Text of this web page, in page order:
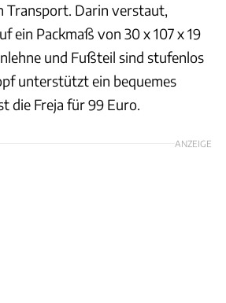
Transport. Darin verstaut,
ein Packmaß von 30 x 107 x 19
und Fußteil sind stufenlos
unterstützt ein bequemes
die Freja für 99 Euro.
ANZEIGE